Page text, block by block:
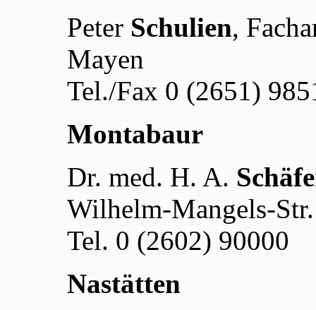
Peter Schulien,
Mayen
Tel./Fax 0 (2651)
Montabaur
Dr. med. H. A.
Wilhelm-Mangels-
Tel. 0 (2602) 90000
Nastätten